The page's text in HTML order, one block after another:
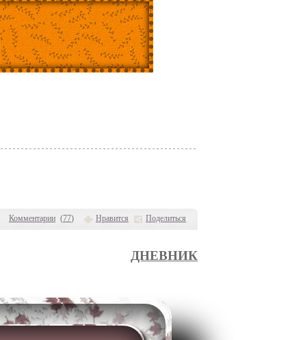
Комментарии (77) Нравится Поделиться
ДНЕВНИК